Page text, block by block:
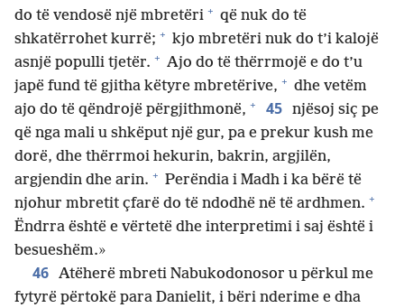
do të vendosë një mbretëri + që nuk do të
shkatërrohet kurrë; + kjo mbretëri nuk do t’i kalojë
asnjë populli tjetër. + Ajo do të thërrmojë e do t’u
japë fund të gjitha këtyre mbretërive, + dhe vetëm
ajo do të qëndrojë përgjithmonë, + 45 njësoj siç pe
që nga mali u shkëput një gur, pa e prekur kush me
dorë, dhe thërrmoi hekurin, bakrin, argjilën,
argjendin dhe arin. + Perëndia i Madh i ka bërë të
njohur mbretit çfarë do të ndodhë në të ardhmen. +
Ëndrra është e vërtetë dhe interpretimi i saj është i
besueshëm.»
46 Atëherë mbreti Nabukodonosor u përkul me
fytyrë përtokë para Danielit, i bëri nderime e dha